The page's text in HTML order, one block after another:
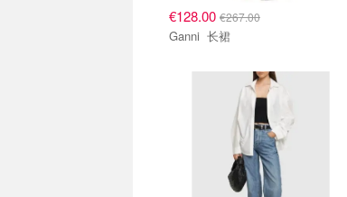
€128.00 €267.00
Ganni 长裙